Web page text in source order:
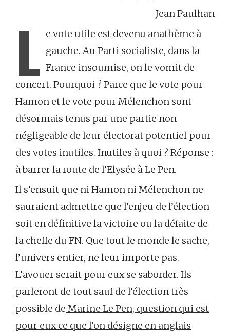
Jean Paulhan
L e vote utile est devenu anathème à
gauche. Au Parti socialiste, dans la
France insoumise, on le vomit de
concert. Pourquoi ? Parce que le vote pour
Hamon et le vote pour Mélenchon sont
désormais tenus par une partie non
négligeable de leur électorat potentiel pour
des votes inutiles. Inutiles à quoi ? Réponse :
à barrer la route de l’Elysée à Le Pen.
Il s’ensuit que ni Hamon ni Mélenchon ne
sauraient admettre que l’enjeu de l’élection
soit en définitive la victoire ou la défaite de
la cheffe du FN. Que tout le monde le sache,
l’univers entier, ne leur importe pas.
L’avouer serait pour eux se saborder. Ils
parleront de tout sauf de l’élection très
possible de Marine Le Pen, question qui est
pour eux ce que l’on désigne en anglais